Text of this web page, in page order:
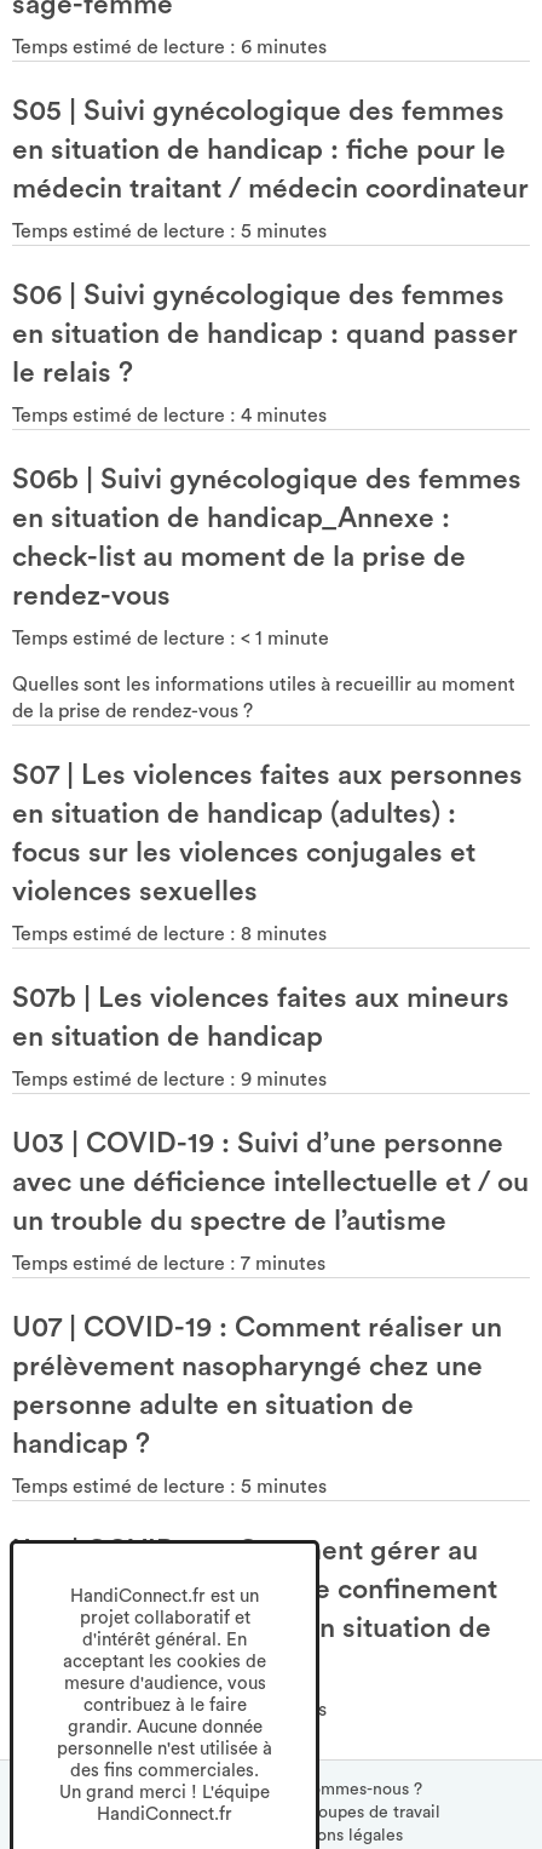
HandiConnect.fr est un
projet collaboratif et
d'intérêt général. En
acceptant les cookies de
mesure d'audience, vous
contribuez à le faire
grandir. Aucune donnée
personnelle n'est utilisée à
des fins commerciales.
Un grand merci ! L'équipe
HandiConnect.fr
Temps estimé de lecture : 6 minutes
S05
Suivi gynécologique des femmes
en situation de handicap : fiche pour le
médecin traitant / médecin coordinateur
Temps estimé de lecture : 5 minutes
S06
Suivi gynécologique des femmes
en situation de handicap : quand passer
le relais ?
Temps estimé de lecture : 4 minutes
S06b
Suivi gynécologique des femmes
en situation de handicap_Annexe :
check-list au moment de la prise de
rendez-vous
Temps estimé de lecture : < 1 minute
Quelles sont les informations utiles à recueillir au moment
de la prise de rendez-vous ?
S07
Les violences faites aux personnes
en situation de handicap (adultes) :
focus sur les violences conjugales et
violences sexuelles
Temps estimé de lecture : 8 minutes
S07b
Les violences faites aux mineurs
en situation de handicap
Temps estimé de lecture : 9 minutes
U03
COVID-19 : Suivi d’une personne
avec une déficience intellectuelle et / ou
un trouble du spectre de l’autisme
Temps estimé de lecture : 7 minutes
U07
COVID-19 : Comment réaliser un
prélèvement nasopharyngé chez une
personne adulte en situation de
handicap ?
Temps estimé de lecture : 5 minutes
U08|COVID-19 : Comment gérer au
téléphone le tracing et le confinement
d’une personne adulte en situation de
handicap ?
Temps estimé de lecture : 5 minutes
Newsletter
S'inscrire
à
Qui sommes-nous ?
Nos partenaires
Les groupes de travail
Mentions légales